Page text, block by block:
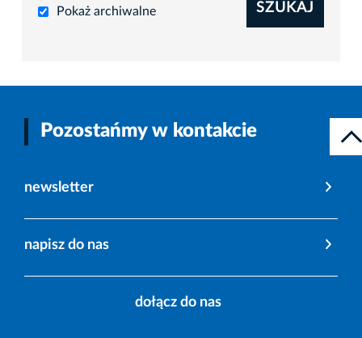
Pokaż archiwalne SZUKAJ
Pozostańmy w kontakcie
newsletter
napisz do nas
dołącz do nas